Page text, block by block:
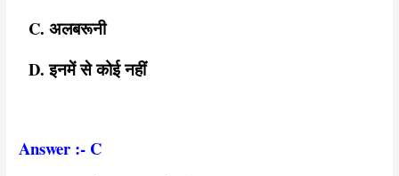
C. अलबरूनी
D. इनमें से कोई नहीं
Answer :- C